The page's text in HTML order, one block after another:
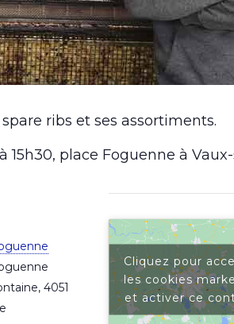
ribs et ses assortiments.
15h30, place Foguenne à
, 4051
Cliquez pour
les cookies
et activer ce